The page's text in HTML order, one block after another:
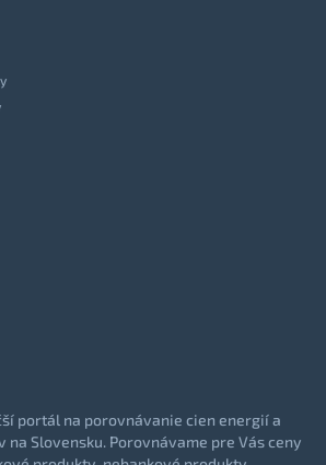
portál na porovnávanie cien energií a
Slovensku. Porovnávame pre Vás ceny